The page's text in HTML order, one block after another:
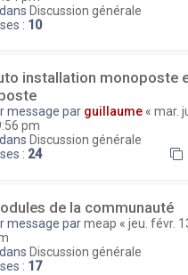
Discussion générale
: 10
installation monoposte
message par guillaume « mar.
pm
Discussion générale
: 24
de la communauté
message parmeap « jeu. févr.
Discussion générale
: 17